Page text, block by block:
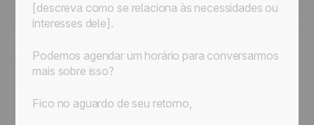
[descreva como se relaciona às necessidades ou
interesses dele].
Podemos agendar um horário para conversarmos
mais sobre isso?
Fico no aguardo de seu retorno,